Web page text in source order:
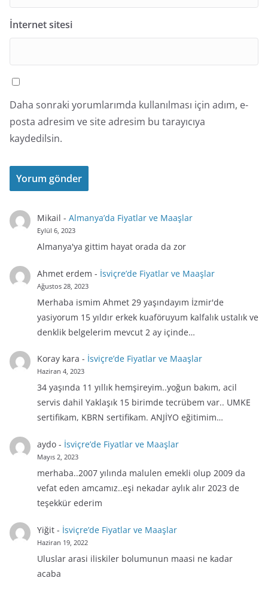
İnternet sitesi
Daha sonraki yorumlarımda kullanılması için adım, e-
posta adresim ve site adresim bu tarayıcıya
kaydedilsin.
Mikail - Almanya’da Fiyatlar ve Maaşlar
Eylül 6, 2023
Almanya'ya gittim hayat orada da zor
Ahmet erdem - İsviçre’de Fiyatlar ve Maaşlar
Ağustos 28, 2023
Merhaba ismim Ahmet 29 yaşındayım İzmir'de
yasiyorum 15 yıldır erkek kuaföruyum kalfalık ustalık ve
denklik belgelerim mevcut 2 ay içinde…
Koray kara - İsviçre’de Fiyatlar ve Maaşlar
Haziran 4, 2023
34 yaşında 11 yıllık hemşireyim..yoğun bakım, acil
servis dahil Yaklaşık 15 birimde tecrübem var.. UMKE
sertifikam, KBRN sertifikam. ANJİYO eğitimim…
aydo- İsviçre’de Fiyatlar ve Maaşlar
Mayıs 2, 2023
merhaba..2007 yılında malulen emekli olup 2009 da
vefat eden amcamız..eşi nekadar aylık alır 2023 de
teşekkür ederim
Yiğit- İsviçre’de Fiyatlar ve Maaşlar
Haziran 19, 2022
Uluslar arasi iliskiler bolumunun maasi ne kadar
acaba